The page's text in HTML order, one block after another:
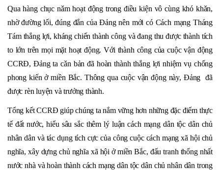
Qua hàng chục nǎm hoạt động trong điều kiện vô cùng khó khǎn,
nhờ đường lối, đúng đắn của Đảng nên mới có Cách mạng Tháng
Tám thắng lợi, kháng chiến thành công và đang thu được thành tích
to lớn trên mọi mặt hoạt động. Với thành công của cuộc vận động
CCRĐ, Đảng ta cǎn bản đã hoàn thành thắng lợi nhiệm vụ chống
phong kiến ở miền Bắc. Thông qua cuộc vận động này, Đảng đã
được rèn luyện và trưởng thành.
Tổng kết CCRĐ giúp chúng ta nắm vững hơn những đặc điểm thực
tế đất nước, hiểu sâu sắc thêm lý luận cách mạng dân tộc dân chủ
nhân dân và tác dụng tích cực của công cuộc cách mạng xã hội chủ
nghĩa, xây dựng chủ nghĩa xã hội ở miền Bắc, đấu tranh thống nhất
nước nhà và hoàn thành cách mạng dân tộc dân chủ nhân dân trong